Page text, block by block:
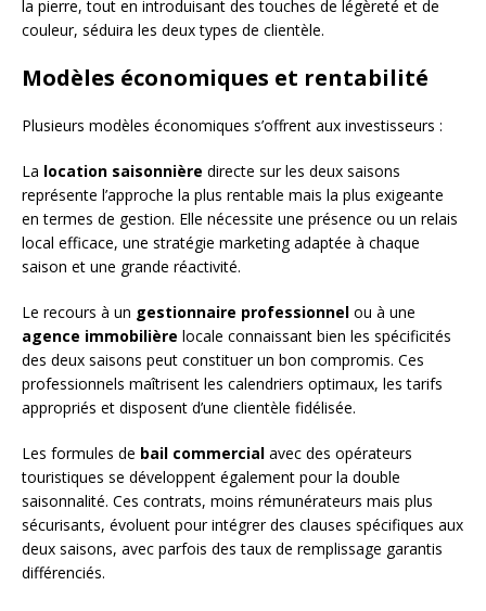
la pierre, tout en introduisant des touches de légèreté et de
couleur, séduira les deux types de clientèle.
Modèles économiques et rentabilité
Plusieurs modèles économiques s’offrent aux investisseurs :
La location saisonnière directe sur les deux saisons
représente l’approche la plus rentable mais la plus exigeante
en termes de gestion. Elle nécessite une présence ou un relais
local efficace, une stratégie marketing adaptée à chaque
saison et une grande réactivité.
Le recours à un gestionnaire professionnel ou à une
agence immobilière locale connaissant bien les spécificités
des deux saisons peut constituer un bon compromis. Ces
professionnels maîtrisent les calendriers optimaux, les tarifs
appropriés et disposent d’une clientèle fidélisée.
Les formules de bail commercial avec des opérateurs
touristiques se développent également pour la double
saisonnalité. Ces contrats, moins rémunérateurs mais plus
sécurisants, évoluent pour intégrer des clauses spécifiques aux
deux saisons, avec parfois des taux de remplissage garantis
différenciés.